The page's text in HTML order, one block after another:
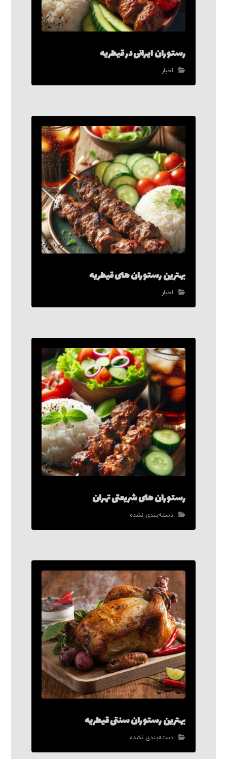
رستوران ایرانی در قیطریه
اخبار
بهترین رستوران های قیطریه
اخبار
رستوران های شریعتی تهران
دسته‌بندی نشده
بهترین رستوران سنتی قیطریه
دسته‌بندی نشده